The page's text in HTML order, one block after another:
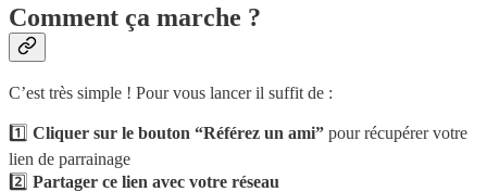
Comment ça marche ?
C’est très simple ! Pour vous lancer il suffit de :
1️⃣ Cliquer sur le bouton “Référez un ami” pour récupérer votre
lien de parrainage
2️⃣ Partager ce lien avec votre réseau